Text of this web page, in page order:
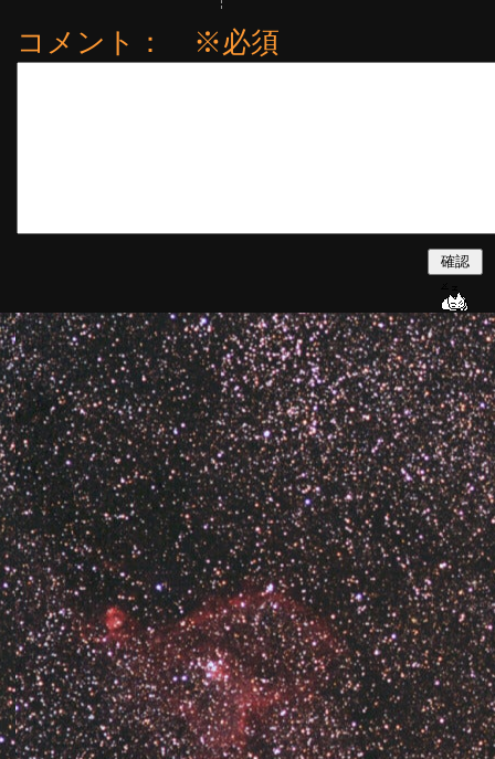
コメント： ※必須